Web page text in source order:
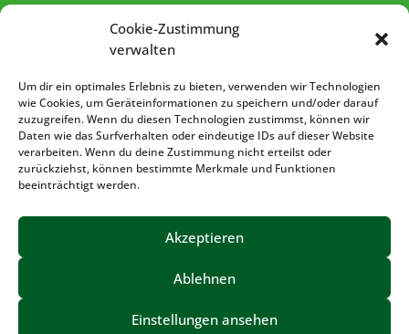
Cookie-Zustimmung
verwalten
Um dir ein optimales Erlebnis zu bieten, verwenden wir Technologien
wie Cookies, um Geräteinformationen zu speichern und/oder darauf
zuzugreifen. Wenn du diesen Technologien zustimmst, können wir
Daten wie das Surfverhalten oder eindeutige IDs auf dieser Website
verarbeiten. Wenn du deine Zustimmung nicht erteilst oder
zurückziehst, können bestimmte Merkmale und Funktionen
beeinträchtigt werden.
Akzeptieren
Ablehnen
Einstellungen ansehen
KINDER UND JUGEND
KONTAKT
SPENDENKONTO
Sozialbank
IBAN: DE72 3702 0500 0001 5520 00
IMPRESSUM
BARRIEREFREIHEIT